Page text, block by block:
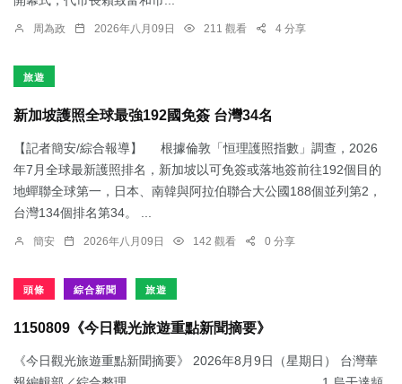
周為政 2026年八月09日 211 觀看 4 分享
旅遊
新加坡護照全球最強192國免簽 台灣34名
【記者簡安/綜合報導】 根據倫敦「恒理護照指數」調查，2026
年7月全球最新護照排名，新加坡以可免簽或落地簽前往192個目的
地蟬聯全球第一，日本、南韓與阿拉伯聯合大公國188個並列第2，
台灣134個排名第34。 ...
簡安 2026年八月09日 142 觀看 0 分享
頭條 綜合新聞 旅遊
1150809《今日觀光旅遊重點新聞摘要》
《今日觀光旅遊重點新聞摘要》 2026年8月9日（星期日） 台灣華